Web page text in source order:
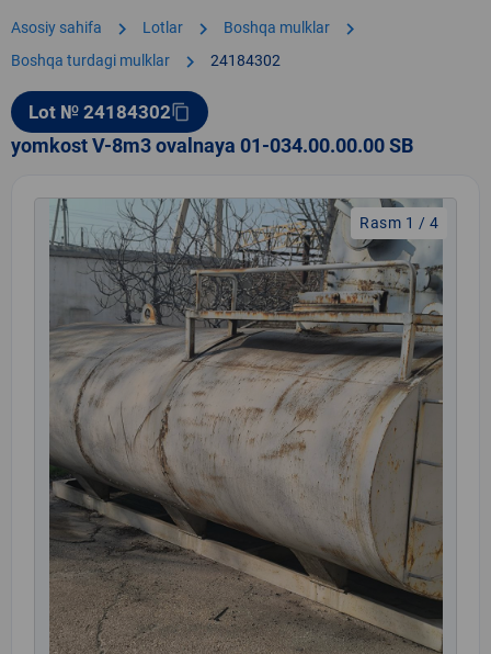
Asosiy sahifa chevron_right Lotlar chevron_right Boshqa mulklar chevron_right
Boshqa turdagi mulklar chevron_right 24184302
Lot № 24184302content_copy
yomkost V-8m3 ovalnaya 01-034.00.00.00 SB
Rasm 1 / 4